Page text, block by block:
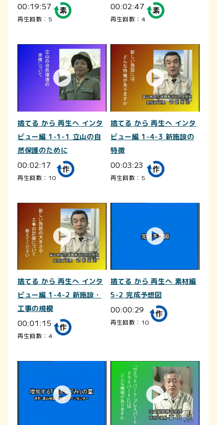
00:19:57
再生回数：5
00:02:47
再生回数：4
捨てる から 再生へ インタ
ビュー編 1-1-1 立山の自
然保護のために
00:02:17
再生回数：10
捨てる から 再生へ インタ
ビュー編 1-4-3 新施設の
特徴
00:03:23
再生回数：5
捨てる から 再生へ インタ
ビュー編 1-4-2 新施設・
工事の規模
00:01:15
再生回数：4
捨てる から 再生へ 素材編
5-2 完成予想図
00:00:29
再生回数：10